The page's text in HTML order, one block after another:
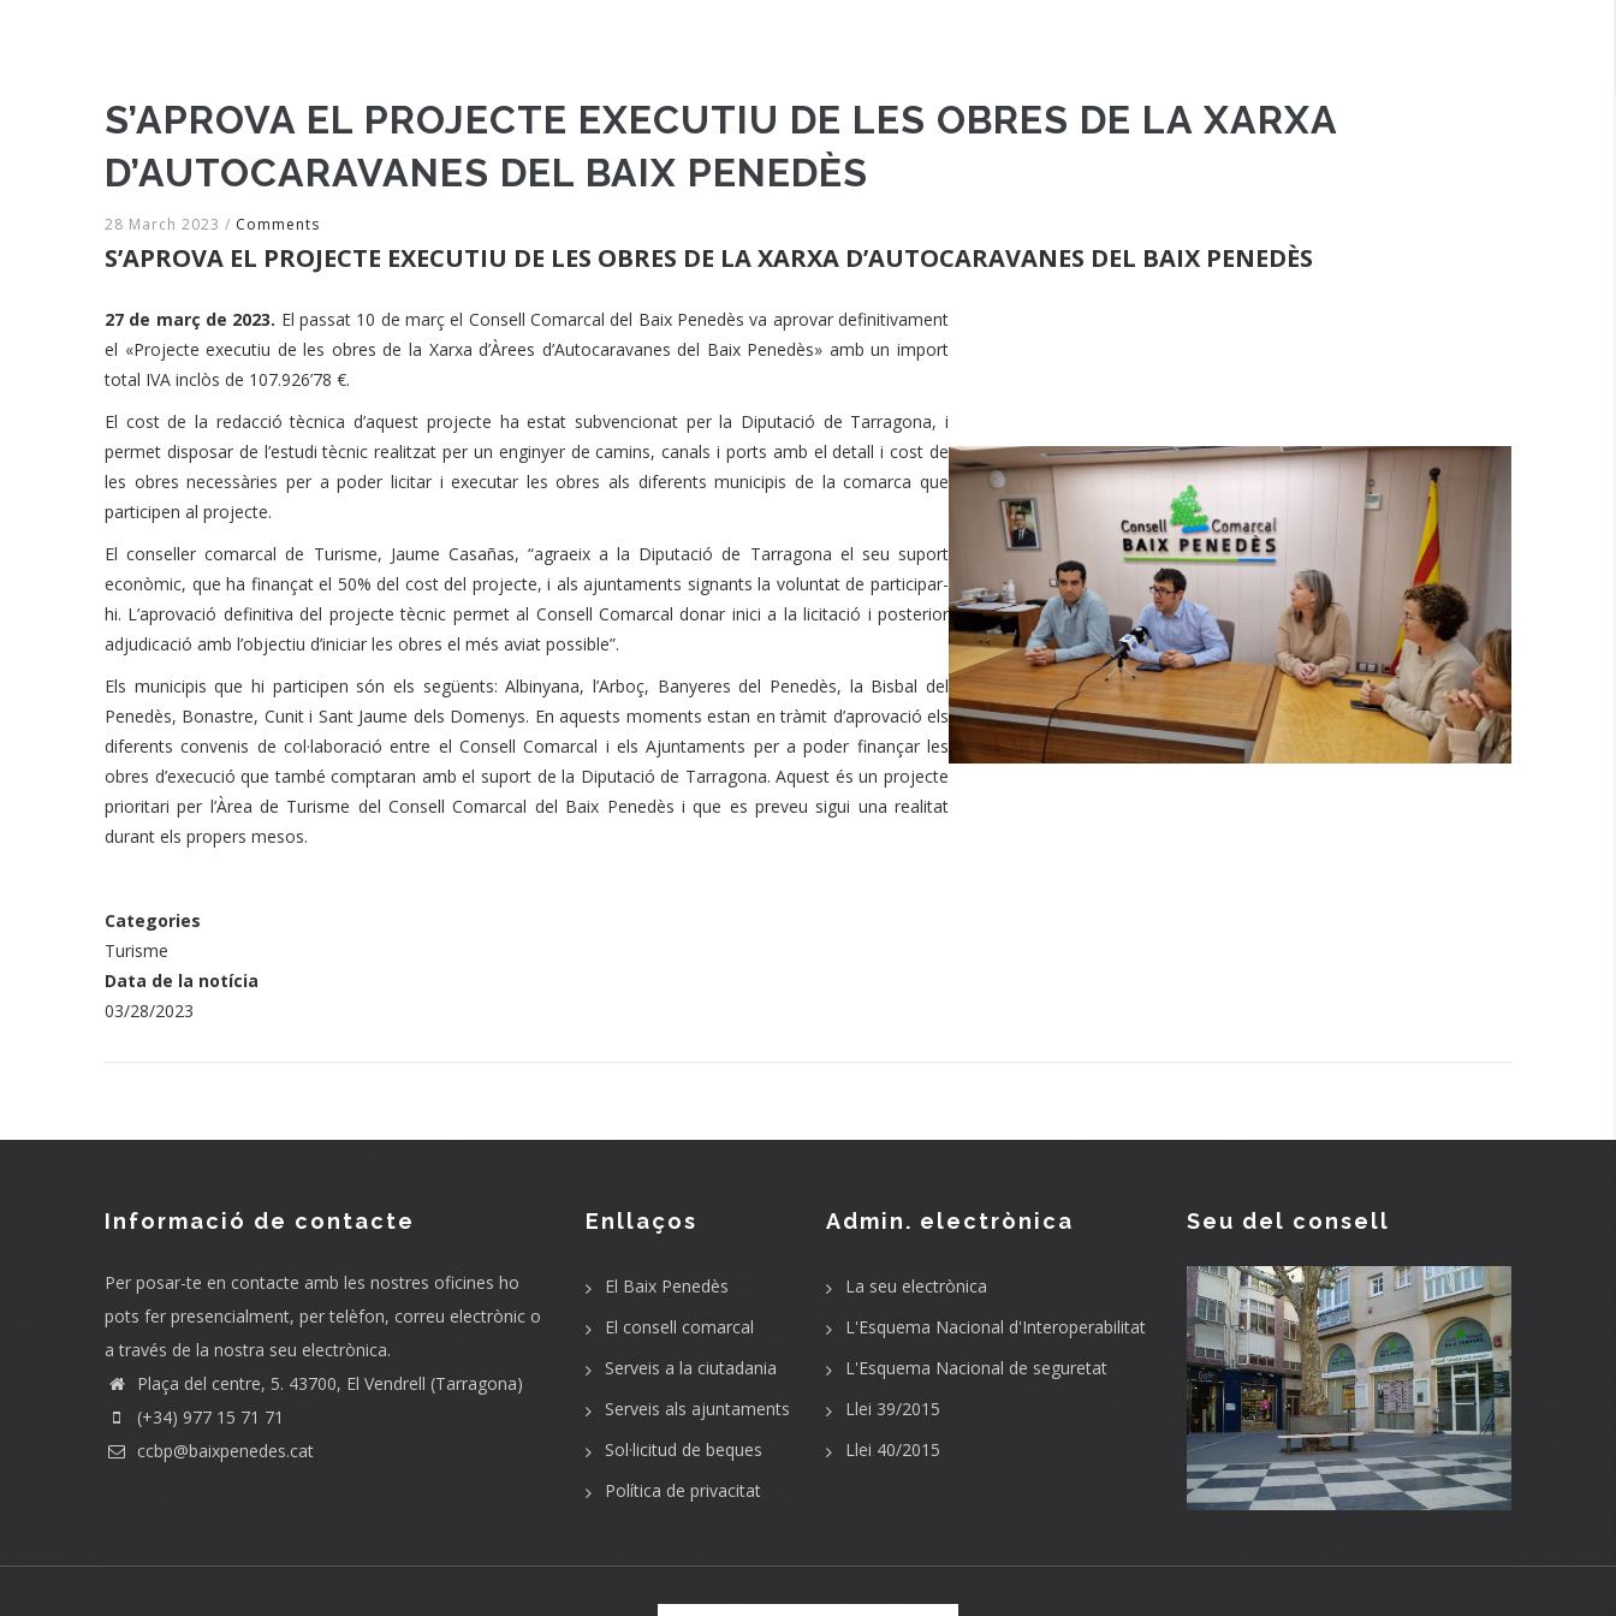
S’APROVA EL PROJECTE EXECUTIU DE LES OBRES DE LA XARXA
D’AUTOCARAVANES DEL BAIX PENEDÈS
28 March 2023 / Comments
S’APROVA EL PROJECTE EXECUTIU DE LES OBRES DE LA XARXA D’AUTOCARAVANES DEL BAIX PENEDÈS
27 de març de 2023. El passat 10 de març el Consell Comarcal del Baix Penedès va aprovar definitivament
el «Projecte executiu de les obres de la Xarxa d’Àrees d’Autocaravanes del Baix Penedès» amb un import
total IVA inclòs de 107.926’78 €.
El cost de la redacció tècnica d’aquest projecte ha estat subvencionat per la Diputació de Tarragona, i
permet disposar de l’estudi tècnic realitzat per un enginyer de camins, canals i ports amb el detall i cost de
les obres necessàries per a poder licitar i executar les obres als diferents municipis de la comarca que
participen al projecte.
El conseller comarcal de Turisme, Jaume Casañas, “agraeix a la Diputació de Tarragona el seu suport
econòmic, que ha finançat el 50% del cost del projecte, i als ajuntaments signants la voluntat de participar-
hi. L’aprovació definitiva del projecte tècnic permet al Consell Comarcal donar inici a la licitació i posterior
adjudicació amb l’objectiu d’iniciar les obres el més aviat possible”.
Els municipis que hi participen són els següents: Albinyana, l’Arboç, Banyeres del Penedès, la Bisbal del
Penedès, Bonastre, Cunit i Sant Jaume dels Domenys. En aquests moments estan en tràmit d’aprovació els
diferents convenis de col·laboració entre el Consell Comarcal i els Ajuntaments per a poder finançar les
obres d’execució que també comptaran amb el suport de la Diputació de Tarragona. Aquest és un projecte
prioritari per l’Àrea de Turisme del Consell Comarcal del Baix Penedès i que es preveu sigui una realitat
durant els propers mesos.
Categories
Turisme
Data de la notícia
03/28/2023
Informació de contacte
Per posar-te en contacte amb les nostres oficines ho
pots fer presencialment, per telèfon, correu electrònic o
a través de la nostra seu electrònica.
Plaça del centre, 5. 43700, El Vendrell (Tarragona)
(+34) 977 15 71 71
ccbp@baixpenedes.cat
Enllaços
El Baix Penedès
El consell comarcal
Serveis a la ciutadania
Serveis als ajuntaments
Sol·licitud de beques
Política de privacitat
Admin. electrònica
La seu electrònica
L'Esquema Nacional d'Interoperabilitat
L'Esquema Nacional de seguretat
Llei 39/2015
Llei 40/2015
Seu del consell